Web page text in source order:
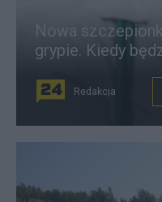
Nowa
grypie. Kiedy
Redakcja